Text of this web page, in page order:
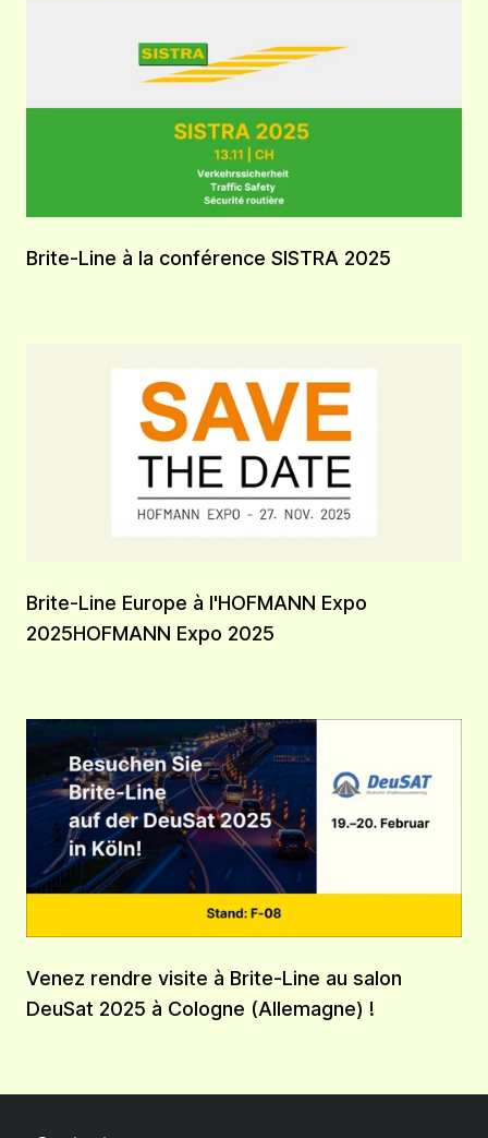
Brite-Line à la conférence SISTRA 2025
Brite-Line Europe à l'HOFMANN Expo
2025HOFMANN Expo 2025
Venez rendre visite à Brite-Line au salon
DeuSat 2025 à Cologne (Allemagne) !